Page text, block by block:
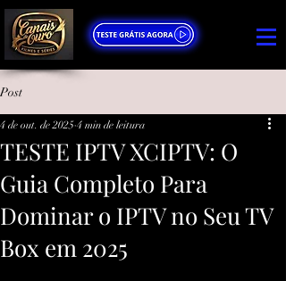
Post
TESTE IPTV XCIPTV: O
Guia Completo Para
Dominar o IPTV no Seu TV
Box em 2025
4 de out. de 2025 4 min de leitura